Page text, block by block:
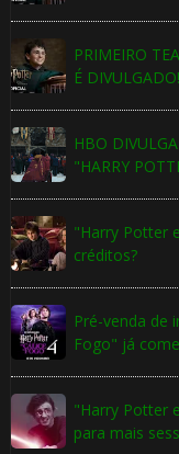
PRIMEIRO
É DIVULGADO!
HBO
"HARRY
"Harry Potter
créditos?
Pré-venda de
Fogo" já
"Harry Potter
para mais
⚡